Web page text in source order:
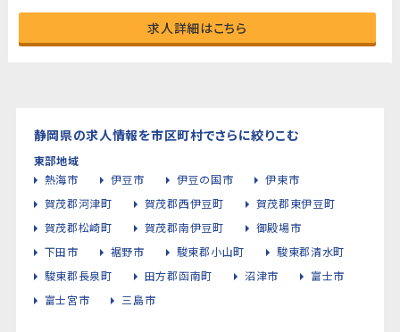
求人詳細はこちら
静岡県の求人情報を市区町村でさらに絞りこむ
東部地域
熱海市
伊豆市 伊豆の国市
伊東市
賀茂郡河津町
賀茂郡西伊豆町
賀茂郡東伊豆町
賀茂郡松崎町
賀茂郡南伊豆町
御殿場市
下田市
裾野市 駿東郡小山町
駿東郡清水町
駿東郡長泉町
田方郡函南町 沼津市
富士市
富士宮市
三島市